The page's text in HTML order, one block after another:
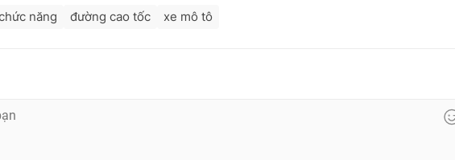
năng đường cao tốc xe mô tô